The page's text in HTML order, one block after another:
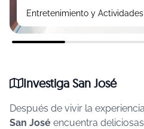
Entretenimiento y Actividades
Investiga San José
Después de vivir la
San José encuentra